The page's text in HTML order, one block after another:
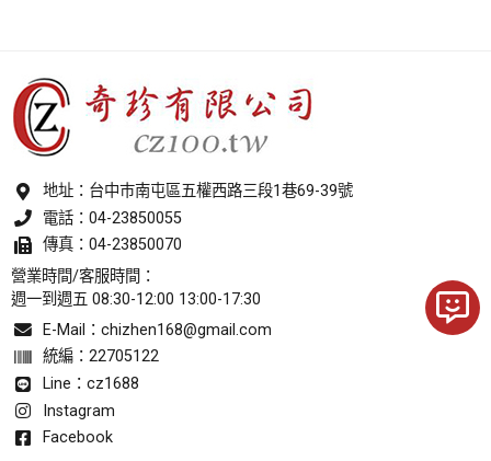
地址： 台中巿南屯區五權西路三段1巷69-39號
電話： 04-23850055
傳真：04-23850070
營業時間/客服時間：
週一到週五 08:30-12:00 13:00-17:30
E-Mail： chizhen168@gmail.com
統編：22705122
Line：cz1688
Instagram
Facebook